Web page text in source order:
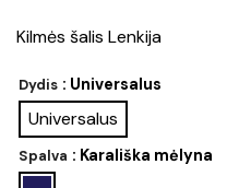
Kilmės šalis Lenkija
Dydis : Universalus
Universalus
Spalva : Karališka mėlyna